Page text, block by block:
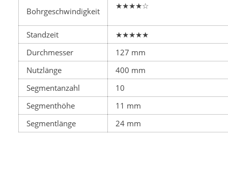
Bohrgeschwindigkeit
★★★★☆
Standzeit
★★★★★
Durchmesser
127 mm
Nutzlänge
400 mm
Segmentanzahl
10
Segmenthöhe
11 mm
Segmentlänge
24 mm